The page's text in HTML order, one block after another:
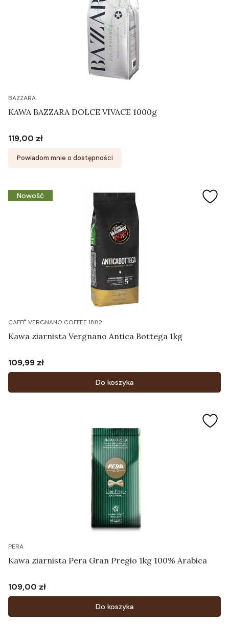
BAZZARA
KAWA BAZZARA DOLCE VIVACE 1000g
Cena
119,00 zł
Powiadom mnie o dostępności
Nowość
CAFFÈ VERGNANO COFFEE 1882
Kawa ziarnista Vergnano Antica Bottega 1kg
Cena
109,99 zł
Do koszyka
PERA
Kawa ziarnista Pera Gran Pregio 1kg 100% Arabica
Cena
109,00 zł
Do koszyka